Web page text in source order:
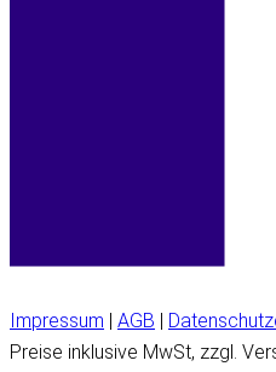
Impressum | AGB |
Preise inklusive MwSt, zzgl.